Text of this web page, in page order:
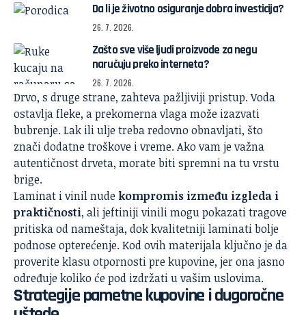
Da li je životno osiguranje dobra investicija?
26. 7. 2026.
Zašto sve više ljudi proizvode za negu
naručuju preko interneta?
26. 7. 2026.
Drvo, s druge strane, zahteva pažljiviji pristup. Voda
ostavlja fleke, a prekomerna vlaga može izazvati
bubrenje. Lak ili ulje treba redovno obnavljati, što
znači dodatne troškove i vreme. Ako vam je važna
autentičnost drveta, morate biti spremni na tu vrstu
brige.
Laminat i vinil nude kompromis između izgleda i
praktičnosti, ali jeftiniji vinili mogu pokazati tragove
pritiska od nameštaja, dok kvalitetniji laminati bolje
podnose opterećenje. Kod ovih materijala ključno je da
proverite klasu otpornosti pre kupovine, jer ona jasno
određuje koliko će pod izdržati u vašim uslovima.
Strategije pametne kupovine i dugoročne